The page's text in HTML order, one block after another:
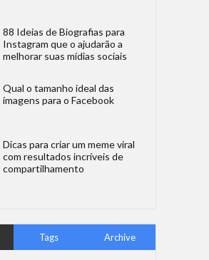
88 Ideias de Biografias para
Instagram que o ajudarão a
melhorar suas mídias sociais
Qual o tamanho ideal das
imagens para o Facebook
Dicas para criar um meme viral
com resultados incríveis de
compartilhamento
Tags Archive